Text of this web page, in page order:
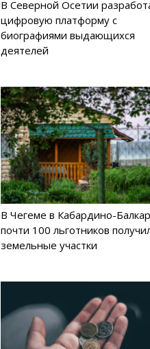
В Северной Осетии
цифровую платформу с
биографиями выдающихся
деятелей
В Чегеме в Кабардино-
почти 100 льготников
земельные участки